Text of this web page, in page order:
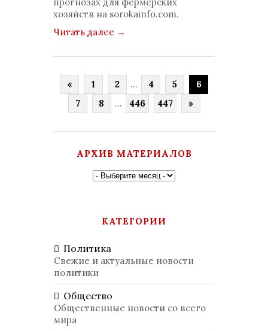
хозяйств на sorokainfo.com.
Читать далее →
« 1 2 ... 4 5
6
7
8 ... 446 447 »
АРХИВ МАТЕРИАЛОВ
КАТЕГОРИИ
Политика
Свежие и актуальные новости
политики
Общество
Общественные новости со всего
мира